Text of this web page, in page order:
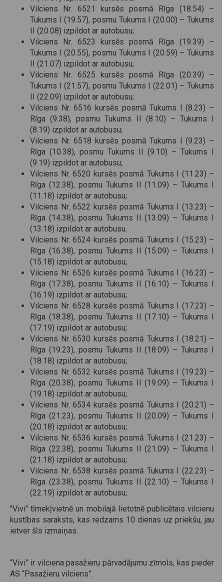
Vilciens Nr. 6521 kursēs posmā Rīga (18.54) –
Tukums I (19.57), posmu Tukums I (20.00) – Tukums
II (20.08) izpildot ar autobusu;
Vilciens Nr. 6523 kursēs posmā Rīga (19.39) –
Tukums I (20.55), posmu Tukums I (20.59) – Tukums
II (21.07) izpildot ar autobusu;
Vilciens Nr. 6525 kursēs posmā Rīga (20.39) –
Tukums I (21.57), posmu Tukums I (22.01) – Tukums
II (22.09) izpildot ar autobusu;
Vilciens Nr. 6516 kursēs posmā Tukums I (8.23) –
Rīga (9.38), posmu Tukums II (8.10) – Tukums I
(8.19) izpildot ar autobusu;
Vilciens Nr. 6518 kursēs posmā Tukums I (9.23) –
Rīga (10.38), posmu Tukums II (9.10) – Tukums I
(9.19) izpildot ar autobusu;
Vilciens Nr. 6520 kursēs posmā Tukums I (11.23) –
Rīga (12.38), posmu Tukums II (11.09) – Tukums I
(11.18) izpildot ar autobusu;
Vilciens Nr. 6522 kursēs posmā Tukums I (13.23) –
Rīga (14.38), posmu Tukums II (13.09) – Tukums I
(13.18) izpildot ar autobusu.
Vilciens Nr. 6524 kursēs posmā Tukums I (15.23) –
Rīga (16.38), posmu Tukums II (15.09) – Tukums I
(15.18) izpildot ar autobusu;
Vilciens Nr. 6526 kursēs posmā Tukums I (16.23) –
Rīga (17.38), posmu Tukums II (16.10) – Tukums I
(16.19) izpildot ar autobusu;
Vilciens Nr. 6528 kursēs posmā Tukums I (17.23) –
Rīga (18.38), posmu Tukums II (17.10) – Tukums I
(17.19) izpildot ar autobusu;
Vilciens Nr. 6530 kursēs posmā Tukums I (18.21) –
Rīga (19.23), posmu Tukums II (18.09) – Tukums I
(18.18) izpildot ar autobusu;
Vilciens Nr. 6532 kursēs posmā Tukums I (19.23) –
Rīga (20.38), posmu Tukums II (19.09) – Tukums I
(19.18) izpildot ar autobusu;
Vilciens Nr. 6534 kursēs posmā Tukums I (20.21) –
Rīga (21.23), posmu Tukums II (20.09) – Tukums I
(20.18) izpildot ar autobusu;
Vilciens Nr. 6536 kursēs posmā Tukums I (21.23) –
Rīga (22.38), posmu Tukums II (21.09) – Tukums I
(21.18) izpildot ar autobusu;
Vilciens Nr. 6538 kursēs posmā Tukums I (22.23) –
Rīga (23.38), posmu Tukums II (22.10) – Tukums I
(22.19) izpildot ar autobusu;
''Vivi" tīmekļvietnē un mobilajā lietotnē publicētais vilcienu
kustības saraksts, kas redzams 10 dienas uz priekšu, jau
ietver šīs izmaiņas.
“Vivi” ir vilciena pasažieru pārvadājumu zīmols, kas pieder
AS “Pasažieru vilciens”.